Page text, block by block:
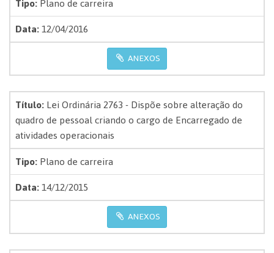
Data:12/04/2016
ANEXOS
Título:Lei Ordinária 2763 - Dispõe sobre alteração do
quadro de pessoal criando o cargo de Encarregado de
atividades operacionais
Tipo:Plano de carreira
Data:14/12/2015
ANEXOS